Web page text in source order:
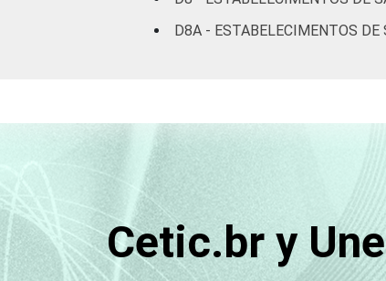
D8A - ESTABELECIMENTOS
Cetic.br y